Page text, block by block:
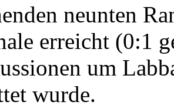
neunten
erreicht (0:1
um
wurde.